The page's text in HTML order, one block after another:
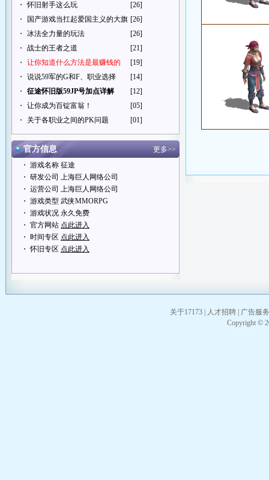
・
怀旧射手这么玩
[26]
・
国产游戏当扛起爱国主义的大旗 [26]
・
冰法全力量的玩法
[26]
・
战士的王者之道
[21]
・
让你知道什么方法是最赚钱的
[19]
・
说说59军的G和F、职业选择
[14]
・
征途怀旧版59JP号加点详解
[12]
・
让你成为百锭富翁！
[05]
・
关于各职业之间的PK问题 [01]
官方信息
更多>>
・ 游戏名称 征途
・ 研发公司 上海巨人网络公司
・ 运营公司 上海巨人网络公司
・ 游戏类型 武侠MMORPG
・ 游戏状况 永久免费
・ 官方网站 点此进入
・ 时间专区 点此进入
・ 怀旧专区 点此进入
关于17173 人才招聘
广告服务
Copyright ©